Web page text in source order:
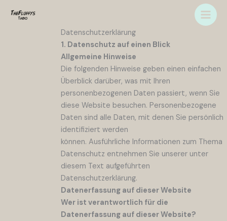
Inhalt
Datenschutz­erklärung
1. Datenschutz auf einen Blick
Allgemeine Hinweise
Die folgenden Hinweise geben einen einfachen
Überblick darüber, was mit Ihren
personenbezogenen Daten passiert, wenn Sie
diese Website besuchen. Personenbezogene
Daten sind alle Daten, mit denen Sie persönlich
identifiziert werden
können. Ausführliche Informationen zum Thema
Datenschutz entnehmen Sie unserer unter
diesem Text aufgeführten
Datenschutzerklärung.
Datenerfassung auf dieser Website
Wer ist verantwortlich für die
Datenerfassung auf dieser Website?